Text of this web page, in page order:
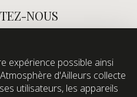
NOUS
60 12 68 26
Quincampoix
Roussigny
expérience possible ainsi
d'Ailleurs collecte
utilisateurs, les appareils